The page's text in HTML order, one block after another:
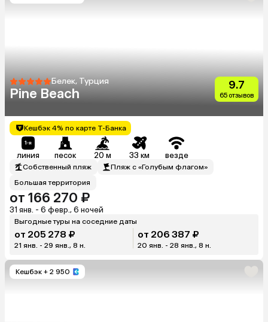
Белек, Турция
Pine Beach
9.7
65 отзывов
Кешбэк 4% по карте Т-Банка
линия песок 20 м 33 км везде
Собственный пляж
Пляж с «Голубым флагом»
Большая территория
от 166 270 ₽
31 янв. - 6 февр., 6 ночей
Выгодные туры на соседние даты
от 205 278 ₽
21 янв. - 29 янв., 8 н.
от 206 387 ₽
20 янв. - 28 янв., 8 н.
Кешбэк + 2 950